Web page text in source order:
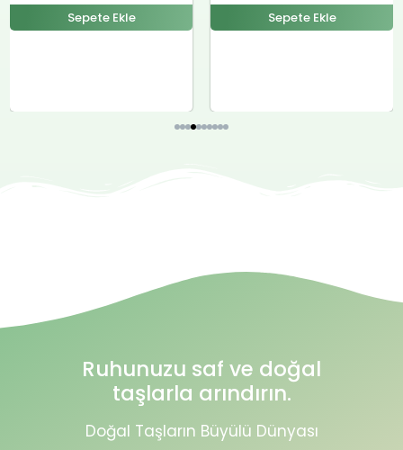
Sepete Ekle Sepete Ekle
Ruhunuzu saf ve doğal
taşlarla arındırın.
Doğal Taşların Büyülü Dünyası